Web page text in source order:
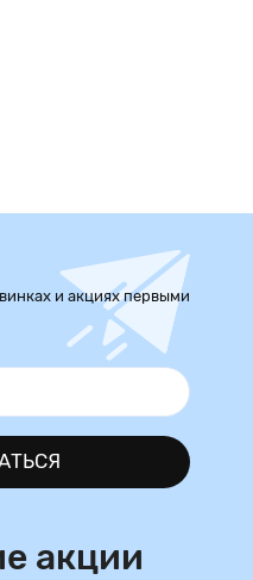
и акциях первыми
акции